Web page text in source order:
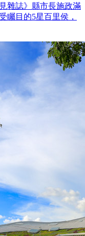
雜誌》縣市長施政滿
矚目的5星百里侯，